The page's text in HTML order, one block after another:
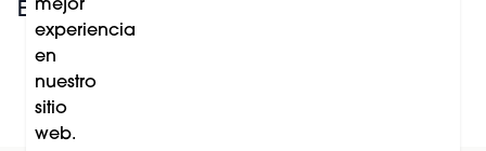
España
mejor
experiencia
en
nuestro
sitio
web.